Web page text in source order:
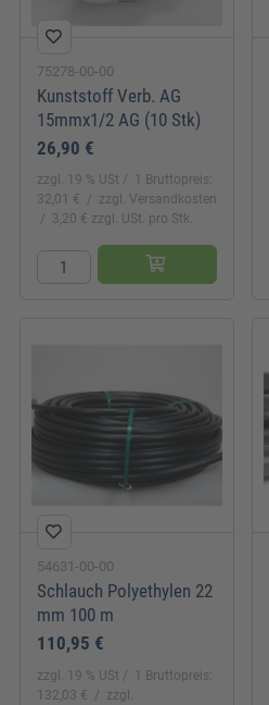
75278-00-00
Kunststoff Verb. AG
15mmx1/2 AG (10 Stk)
26,90 €
zzgl. 19 % USt
1 Bruttopreis:
32,01 €
zzgl. Versandkosten
3,20 € zzgl. USt. pro Stk.
54631-00-00
Schlauch Polyethylen 22
mm 100 m
110,95 €
zzgl. 19 % USt
1 Bruttopreis:
132,03 €
zzgl.